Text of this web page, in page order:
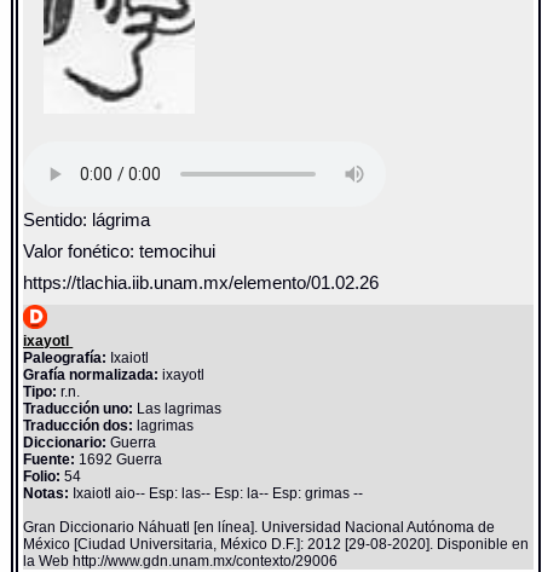
Sentido: lágrima
Valor fonético: temocihui
https://tlachia.iib.unam.mx/elemento/01.02.26
ixayotl
Paleografía: Ixaiotl
Grafía normalizada: ixayotl
Tipo: r.n.
Traducción uno: Las lagrimas
Traducción dos: lagrimas
Diccionario:Guerra
Fuente: 1692 Guerra
Folio: 54
Notas: Ixaiotl aio-- Esp: las-- Esp: la-- Esp: grimas --
Gran Diccionario Náhuatl [en línea]. Universidad Nacional Autónoma de
México [Ciudad Universitaria, México D.F.]: 2012 [29-08-2020]. Disponible en
la Web http://www.gdn.unam.mx/contexto/29006